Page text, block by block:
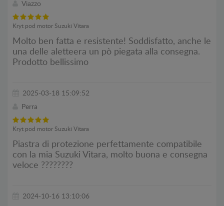
Viazzo
Kryt pod motor Suzuki Vitara
Molto ben fatta e resistente! Soddisfatto, anche le
una delle aletteera un pò piegata alla consegna.
Prodotto bellissimo
2025-03-18 15:09:52
Perra
Kryt pod motor Suzuki Vitara
Piastra di protezione perfettamente compatibile
con la mia Suzuki Vitara, molto buona e consegna
veloce ????????
2024-10-16 13:10:06